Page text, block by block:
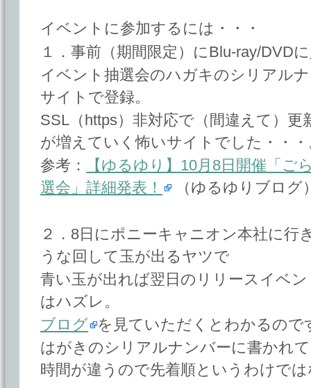
イベントに参加するには・・・
１．事前（期間限定）にBlu-ray/DVD
イベント抽選会のハガキのシリアル
サイトで登録。
SSL（https）非対応で（間違えて）
が増えていく怖いサイトでした・・・
参考：
【ゆるゆり】10月8日開催「ご
選会」詳細発表！
（ゆるゆりブログ
２．8日にポニーキャニオン本社に行
うな回して玉が出るヤツで
青い玉が出れば翌日のリリースイベ
はハズレ。
ブログ を見ていただくとわかるので
はがきのシリアルナンバーに書かれ
時間が違うので先着順というわけで